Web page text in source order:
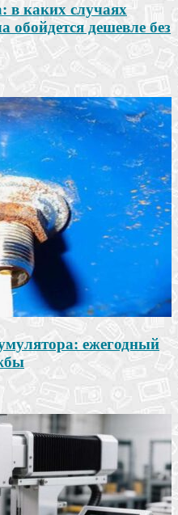
в каких случаях
обойдется дешевле без
ежегодный